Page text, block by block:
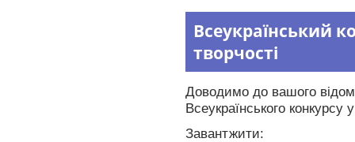
Всеукраїнський
творчості
Доводимо до вашого
Всеукраїнського конкурсу
Завантжити: